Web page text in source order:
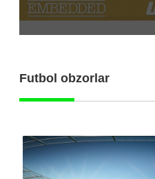
Futbol obzorlar